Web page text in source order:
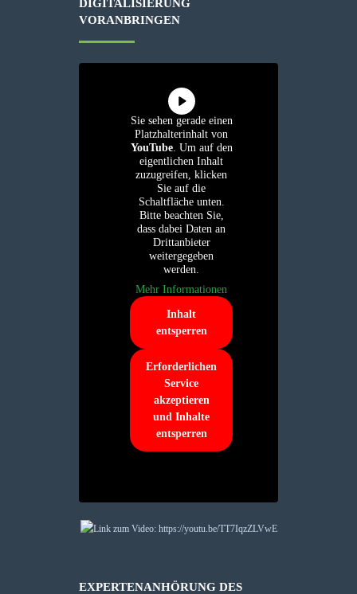
DIGITALISIERUNG
VORANBRINGEN
Sie sehen gerade einen
Platzhalterinhalt von
YouTube. Um auf den
eigentlichen Inhalt
zuzugreifen, klicken
Sie auf die
Schaltfläche unten.
Bitte beachten Sie,
dass dabei Daten an
Drittanbieter
weitergegeben
werden.
Mehr Informationen
Inhalt
entsperren
Erforderlichen
Service
akzeptieren
und Inhalte
entsperren
EXPERTENANHÖRUNG DES